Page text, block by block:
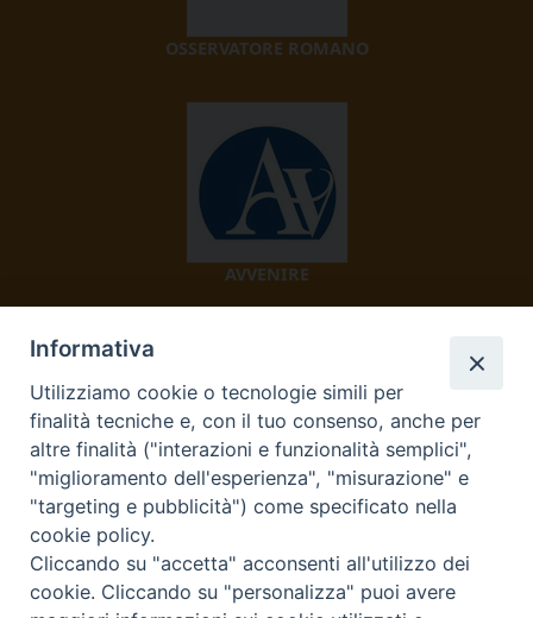
OSSERVATORE ROMANO
AVVENIRE
TV 2000
Informativa
Utilizziamo cookie o tecnologie simili per
finalità tecniche e, con il tuo consenso, anche per
altre finalità ("interazioni e funzionalità semplici",
"miglioramento dell'esperienza", "misurazione" e
"targeting e pubblicità") come specificato nella
cookie policy.
Cliccando su "accetta" acconsenti all'utilizzo dei
cookie. Cliccando su "personalizza" puoi avere